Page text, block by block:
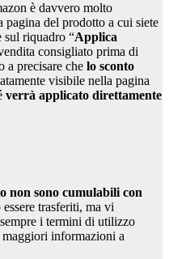
è davvero molto
pagina del prodotto a cui siete
sul riquadro “Applica
consigliato prima di
a precisare che lo sconto
visibile nella pagina
verrà applicato direttamente
non sono cumulabili con
trasferiti, ma vi
i termini di utilizzo
maggiori informazioni a